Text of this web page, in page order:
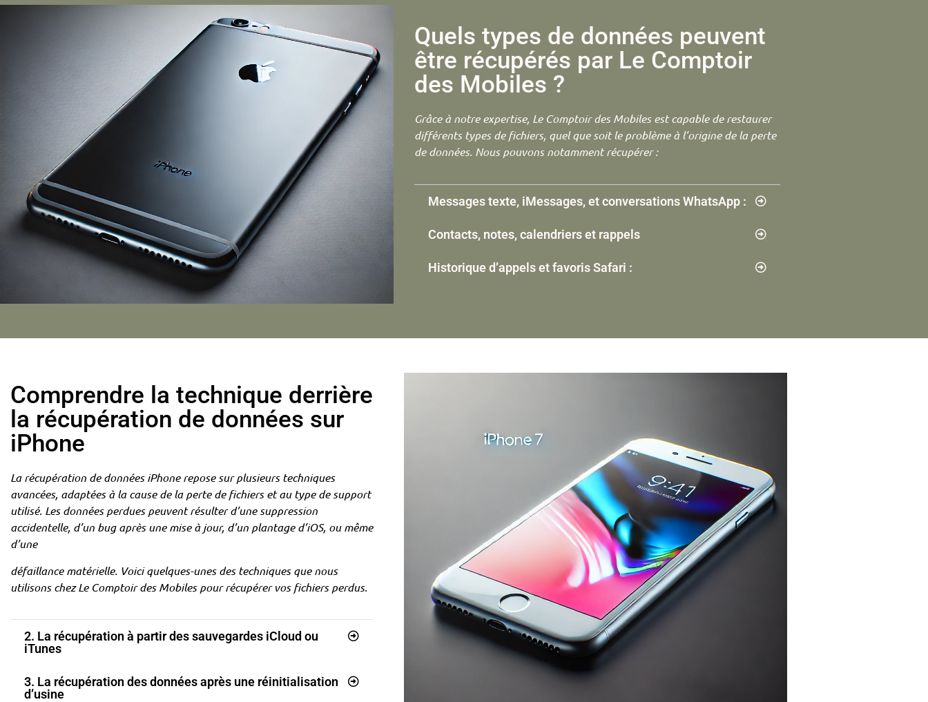
Quels types de données peuvent
être récupérés par Le Comptoir
des Mobiles ?
Grâce à notre expertise, Le Comptoir des Mobiles est capable de restaurer
différents types de fichiers, quel que soit le problème à l’origine de la perte
de données. Nous pouvons notamment récupérer :
Messages texte, iMessages, et conversations WhatsApp :
Contacts, notes, calendriers et rappels
Historique d’appels et favoris Safari :
Comprendre la technique derrière
la récupération de données sur
iPhone
La récupération de données iPhone repose sur plusieurs techniques
avancées, adaptées à la cause de la perte de fichiers et au type de support
utilisé. Les données perdues peuvent résulter d’une suppression
accidentelle, d’un bug après une mise à jour, d’un plantage d’iOS, ou même
d’une
défaillance matérielle. Voici quelques-unes des techniques que nous
utilisons chez Le Comptoir des Mobiles pour récupérer vos fichiers perdus.
2. La récupération à partir des sauvegardes iCloud ou
iTunes
3. La récupération des données après une réinitialisation
d’usine